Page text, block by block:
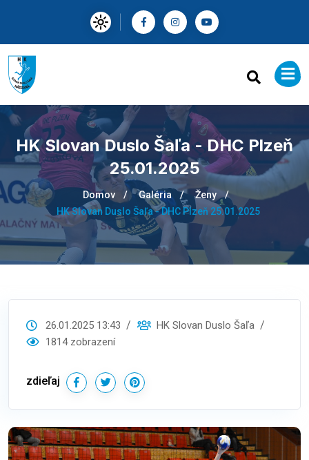
HK Slovan Duslo Šaľa - DHC Plzeň
25.01.2025
Domov Galéria
Ženy
HK Slovan Duslo Šaľa - DHC Plzeň 25.01.2025
26.01.2025 13:43
HK Slovan Duslo Šaľa
1814 zobrazení
zdieľaj